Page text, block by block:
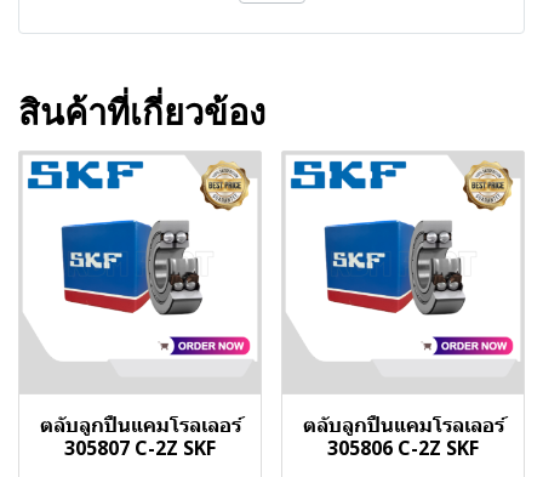
สินค้าที่เกี่ยวข้อง
ตลับลูกปืนแคมโรลเลอร์
305807 C-2Z SKF
ตลับลูกปืนแคมโรลเลอร์
305806 C-2Z SKF